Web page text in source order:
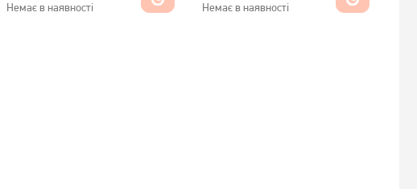
Немає в наявності Немає в наявності